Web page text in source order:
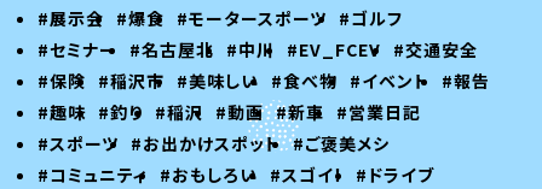
#展示会 #爆食 #モータースポーツ #ゴルフ
#セミナー
#名古屋北 #中川 #EV_FCEV #交通安全
#保険 #稲沢市 #美味しい #食べ物 #イベント
#報告
#趣味 #釣り #稲沢 #動画 #新車 #営業日記
#スポーツ #お出かけスポット #ご褒美メシ
#コミュニティ
#おもしろい #スゴイ！
#ドライブ